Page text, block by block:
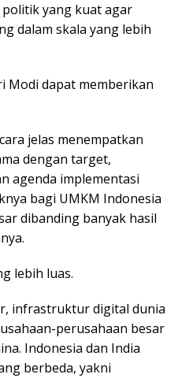
yang kuat agar
dalam skala yang lebih
Modi dapat memberikan
jelas menempatkan
dengan target,
agenda implementasi
bagi UMKM Indonesia
dibanding banyak hasil
lebih luas.
infrastruktur digital dunia
perusahaan besar
Indonesia dan India
berbeda, yakni